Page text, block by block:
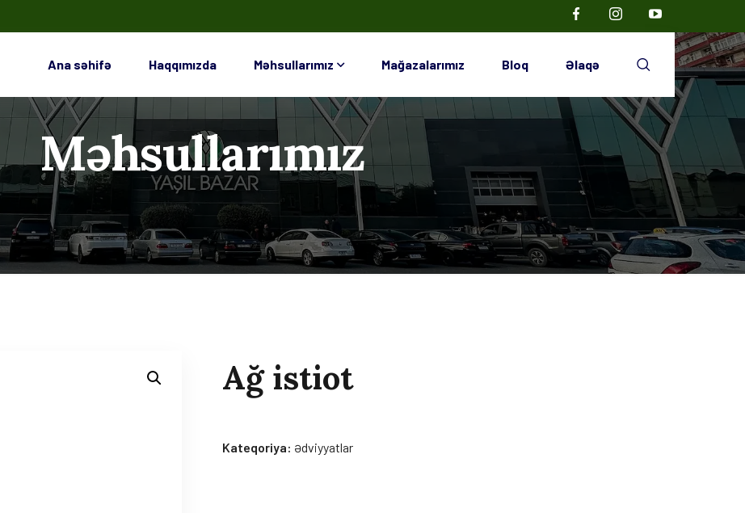
Ana səhifə Haqqımızda Məhsullarımız Mağazalarımız Bloq Əlaqə
Məhsullarımız
Ağ istiot
Kateqoriya: Ədviyyatlar